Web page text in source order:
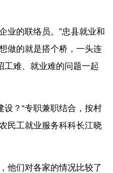
业的联络员。”忠县就业和
做的就是搭个桥，一头连
工难、就业难的问题一起
？“专职兼职结合，按村
民工就业服务科科长江晓
他们对各家的情况比较了